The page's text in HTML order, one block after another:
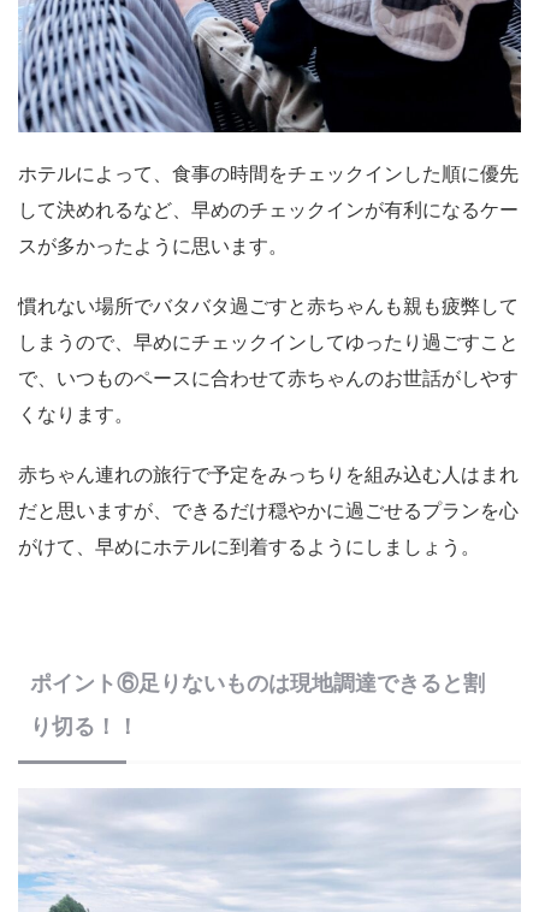
ホテルによって、食事の時間をチェックインした順に優先
して決めれるなど、早めのチェックインが有利になるケー
スが多かったように思います。
慣れない場所でバタバタ過ごすと赤ちゃんも親も疲弊して
しまうので、早めにチェックインしてゆったり過ごすこと
で、いつものペースに合わせて赤ちゃんのお世話がしやす
くなります。
赤ちゃん連れの旅行で予定をみっちりを組み込む人はまれ
だと思いますが、できるだけ穏やかに過ごせるプランを心
がけて、早めにホテルに到着するようにしましょう。
ポイント⑥足りないものは現地調達できると割
り切る！！